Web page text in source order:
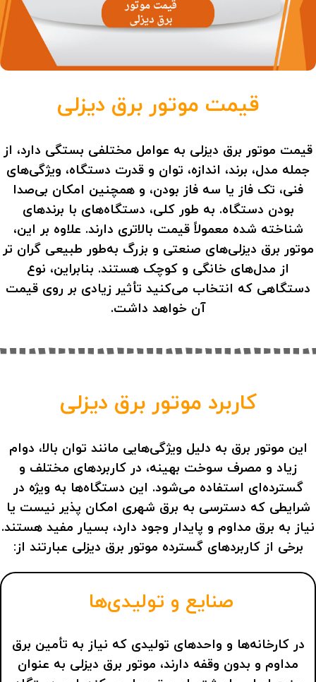
قیمت موتور برق دیزلی
قیمت موتور برق دیزلی به عوامل مختلفی بستگی دارد، از
جمله مدل، برند، اندازه، توان و قدرت دستگاه، ویژگی‌های
فنی، تک فاز یا سه فاز بودن، و همچنین امکان بی‌صدا
بودن دستگاه. به ‌طور کلی، دستگاه‌های با برندهای
شناخته ‌شده معمولاً قیمت بالاتری دارند. علاوه بر این،
موتور برق دیزلی‌های صنعتی و بزرگ به‌طور طبیعی گران ‌تر
از مدل‌های خانگی و کوچک هستند. بنابراین، نوع
دستگاهی که انتخاب می‌کنید تأثیر زیادی بر روی قیمت
آن خواهد داشت.
کاربرد موتور برق دیزلی
این موتور برق به‌ دلیل ویژگی‌هایی مانند توان بالا، دوام
زیاد و مصرف سوخت بهینه، در کاربردهای مختلف و
گسترده‌ای استفاده می‌شود. این دستگاه‌ها به‌ ویژه در
شرایطی که دسترسی به برق شهری امکان ‌پذیر نیست یا
نیاز به برق مداوم و پایدار وجود دارد، بسیار مفید هستند.
برخی از کاربردهای گسترده موتور برق دیزلی عبارتند از:
صنایع و تولیدی‌ها
در کارخانه‌ها و واحدهای تولیدی که نیاز به تأمین برق
مداوم و بدون وقفه دارند، موتور برق دیزلی به‌ عنوان